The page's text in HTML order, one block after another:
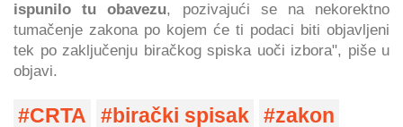
ispunilo tu obavezu, pozivajući se na nekorektno
tumačenje zakona po kojem će ti podaci biti objavljeni
tek po zaključenju biračkog spiska uoči izbora", piše u
objavi.
CRTA birački spisak
zakon